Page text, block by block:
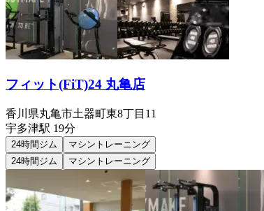
フィット(FiT)24 丸亀店
香川県丸亀市土器町東8丁目11
宇多津駅 19分
24時間ジム
マシントレーニング
24時間ジム
マシントレーニング